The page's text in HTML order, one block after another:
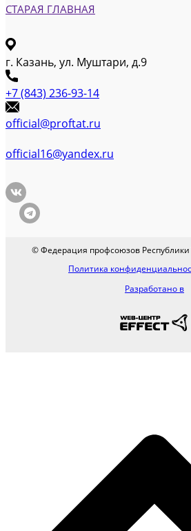
СТАРАЯ ГЛАВНАЯ
г. Казань, ул. Муштари, д.9
+7 (843) 236-93-14
official@proftat.ru
official16@yandex.ru
© Федерация профсоюзов Республики
Политика
Разработано в